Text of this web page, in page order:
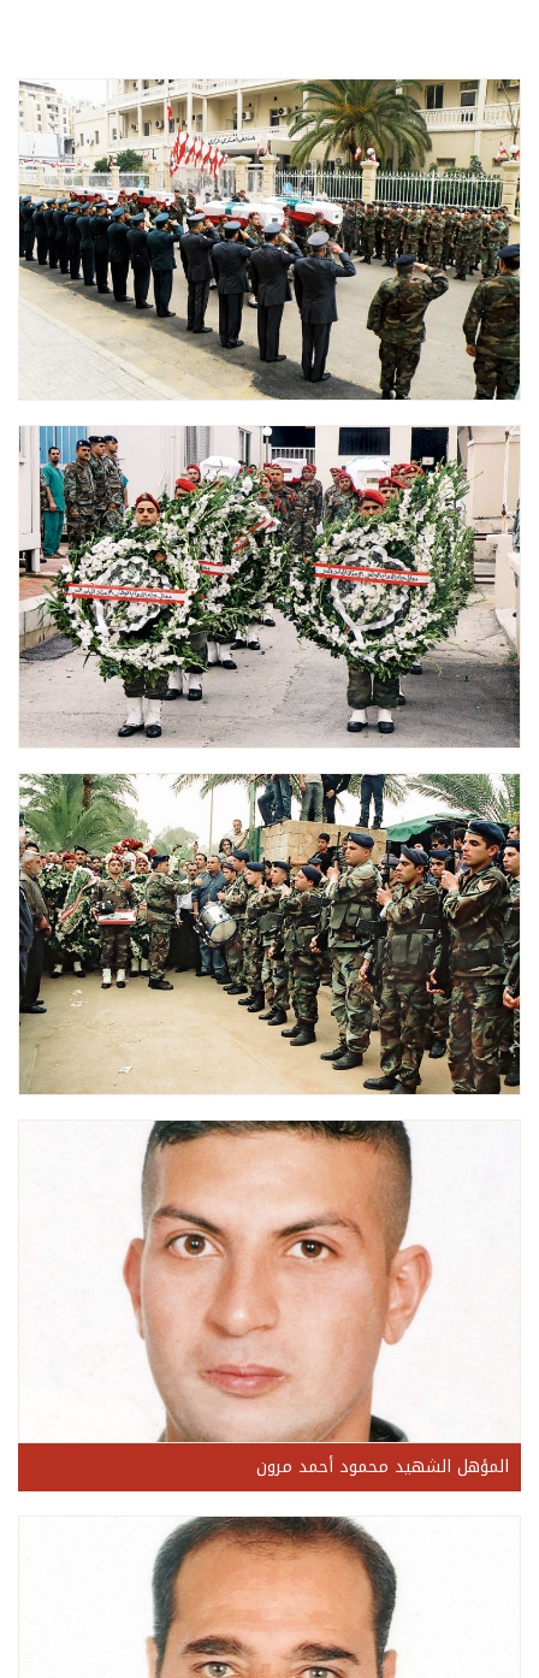
المؤهل الشهيد محمود أحمد مرون